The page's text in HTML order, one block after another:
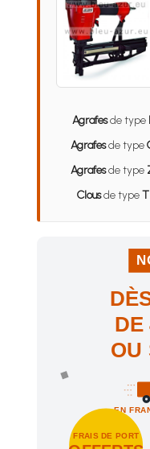
Agrafesde type
Agrafesde type
Agrafesde type
Clousde typeT
DE
OU
EN
FRAIS DE PORT